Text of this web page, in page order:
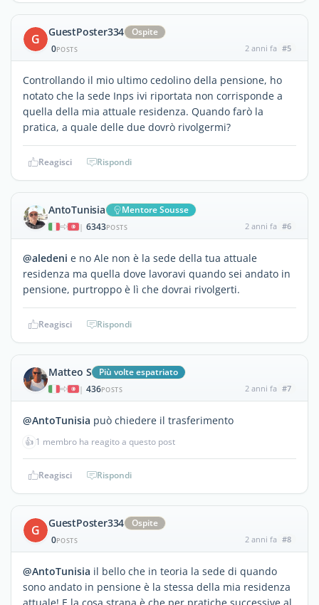
G GuestPoster334
Ospite
0POSTS 2 anni fa #5
Controllando il mio ultimo cedolino della pensione, ho
notato che la sede Inps ivi riportata non corrisponde a
quella della mia attuale residenza. Quando farò la
pratica, a quale delle due dovrò rivolgermi?
Reagisci Rispondi
AntoTunisia Mentore Sousse
| 6343POSTS 2 anni fa #6
@aledeni e no Ale non è la sede della tua attuale
residenza ma quella dove lavoravi quando sei andato in
pensione, purtroppo è lì che dovrai rivolgerti.
Reagisci Rispondi
Matteo S Più volte espatriato
| 436POSTS 2 anni fa #7
@AntoTunisia può chiedere il trasferimento
👍 1 membro ha reagito a questo post
Reagisci Rispondi
G GuestPoster334
Ospite
0POSTS 2 anni fa #8
@AntoTunisia il bello che in teoria la sede di quando
sono andato in pensione è la stessa della mia residenza